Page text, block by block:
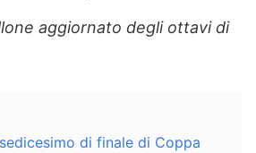
aggiornato degli ottavi di
di finale di Coppa